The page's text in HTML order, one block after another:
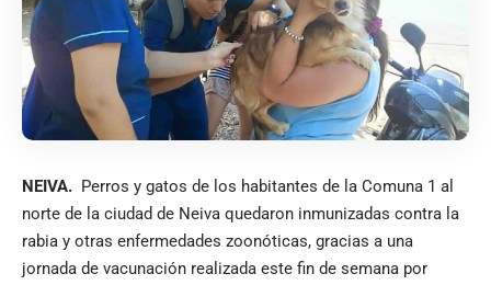
NEIVA. Perros y gatos de los habitantes de la Comuna 1 al
norte de la ciudad de Neiva quedaron inmunizadas contra la
rabia y otras enfermedades zoonóticas, gracias a una
jornada de vacunación realizada este fin de semana por